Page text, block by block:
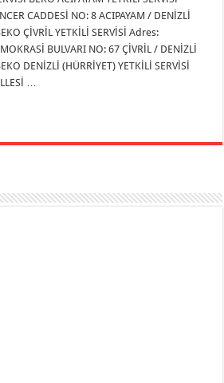
CADDESİ NO: 8 ACIPAYAM / DENİZLİ
ÇİVRİL YETKİLİ SERVİSİ Adres:
BULVARI NO: 67 ÇİVRİL / DENİZLİ
DENİZLİ (HÜRRİYET) YETKİLİ SERVİSİ
…